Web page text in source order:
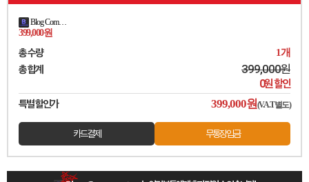
Blog Commenter
399,000원
총 수량 1개
총 합계 399,000원
0원 할인
특별 할인가 399,000원(V.A.T별도)
카드결제 무통장입금